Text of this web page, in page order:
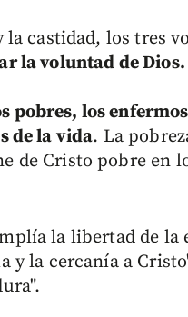
castidad, los tres
la voluntad de Dios.
pobres, los
de la vida. La
de Cristo pobre en
la libertad de la
y la cercanía a